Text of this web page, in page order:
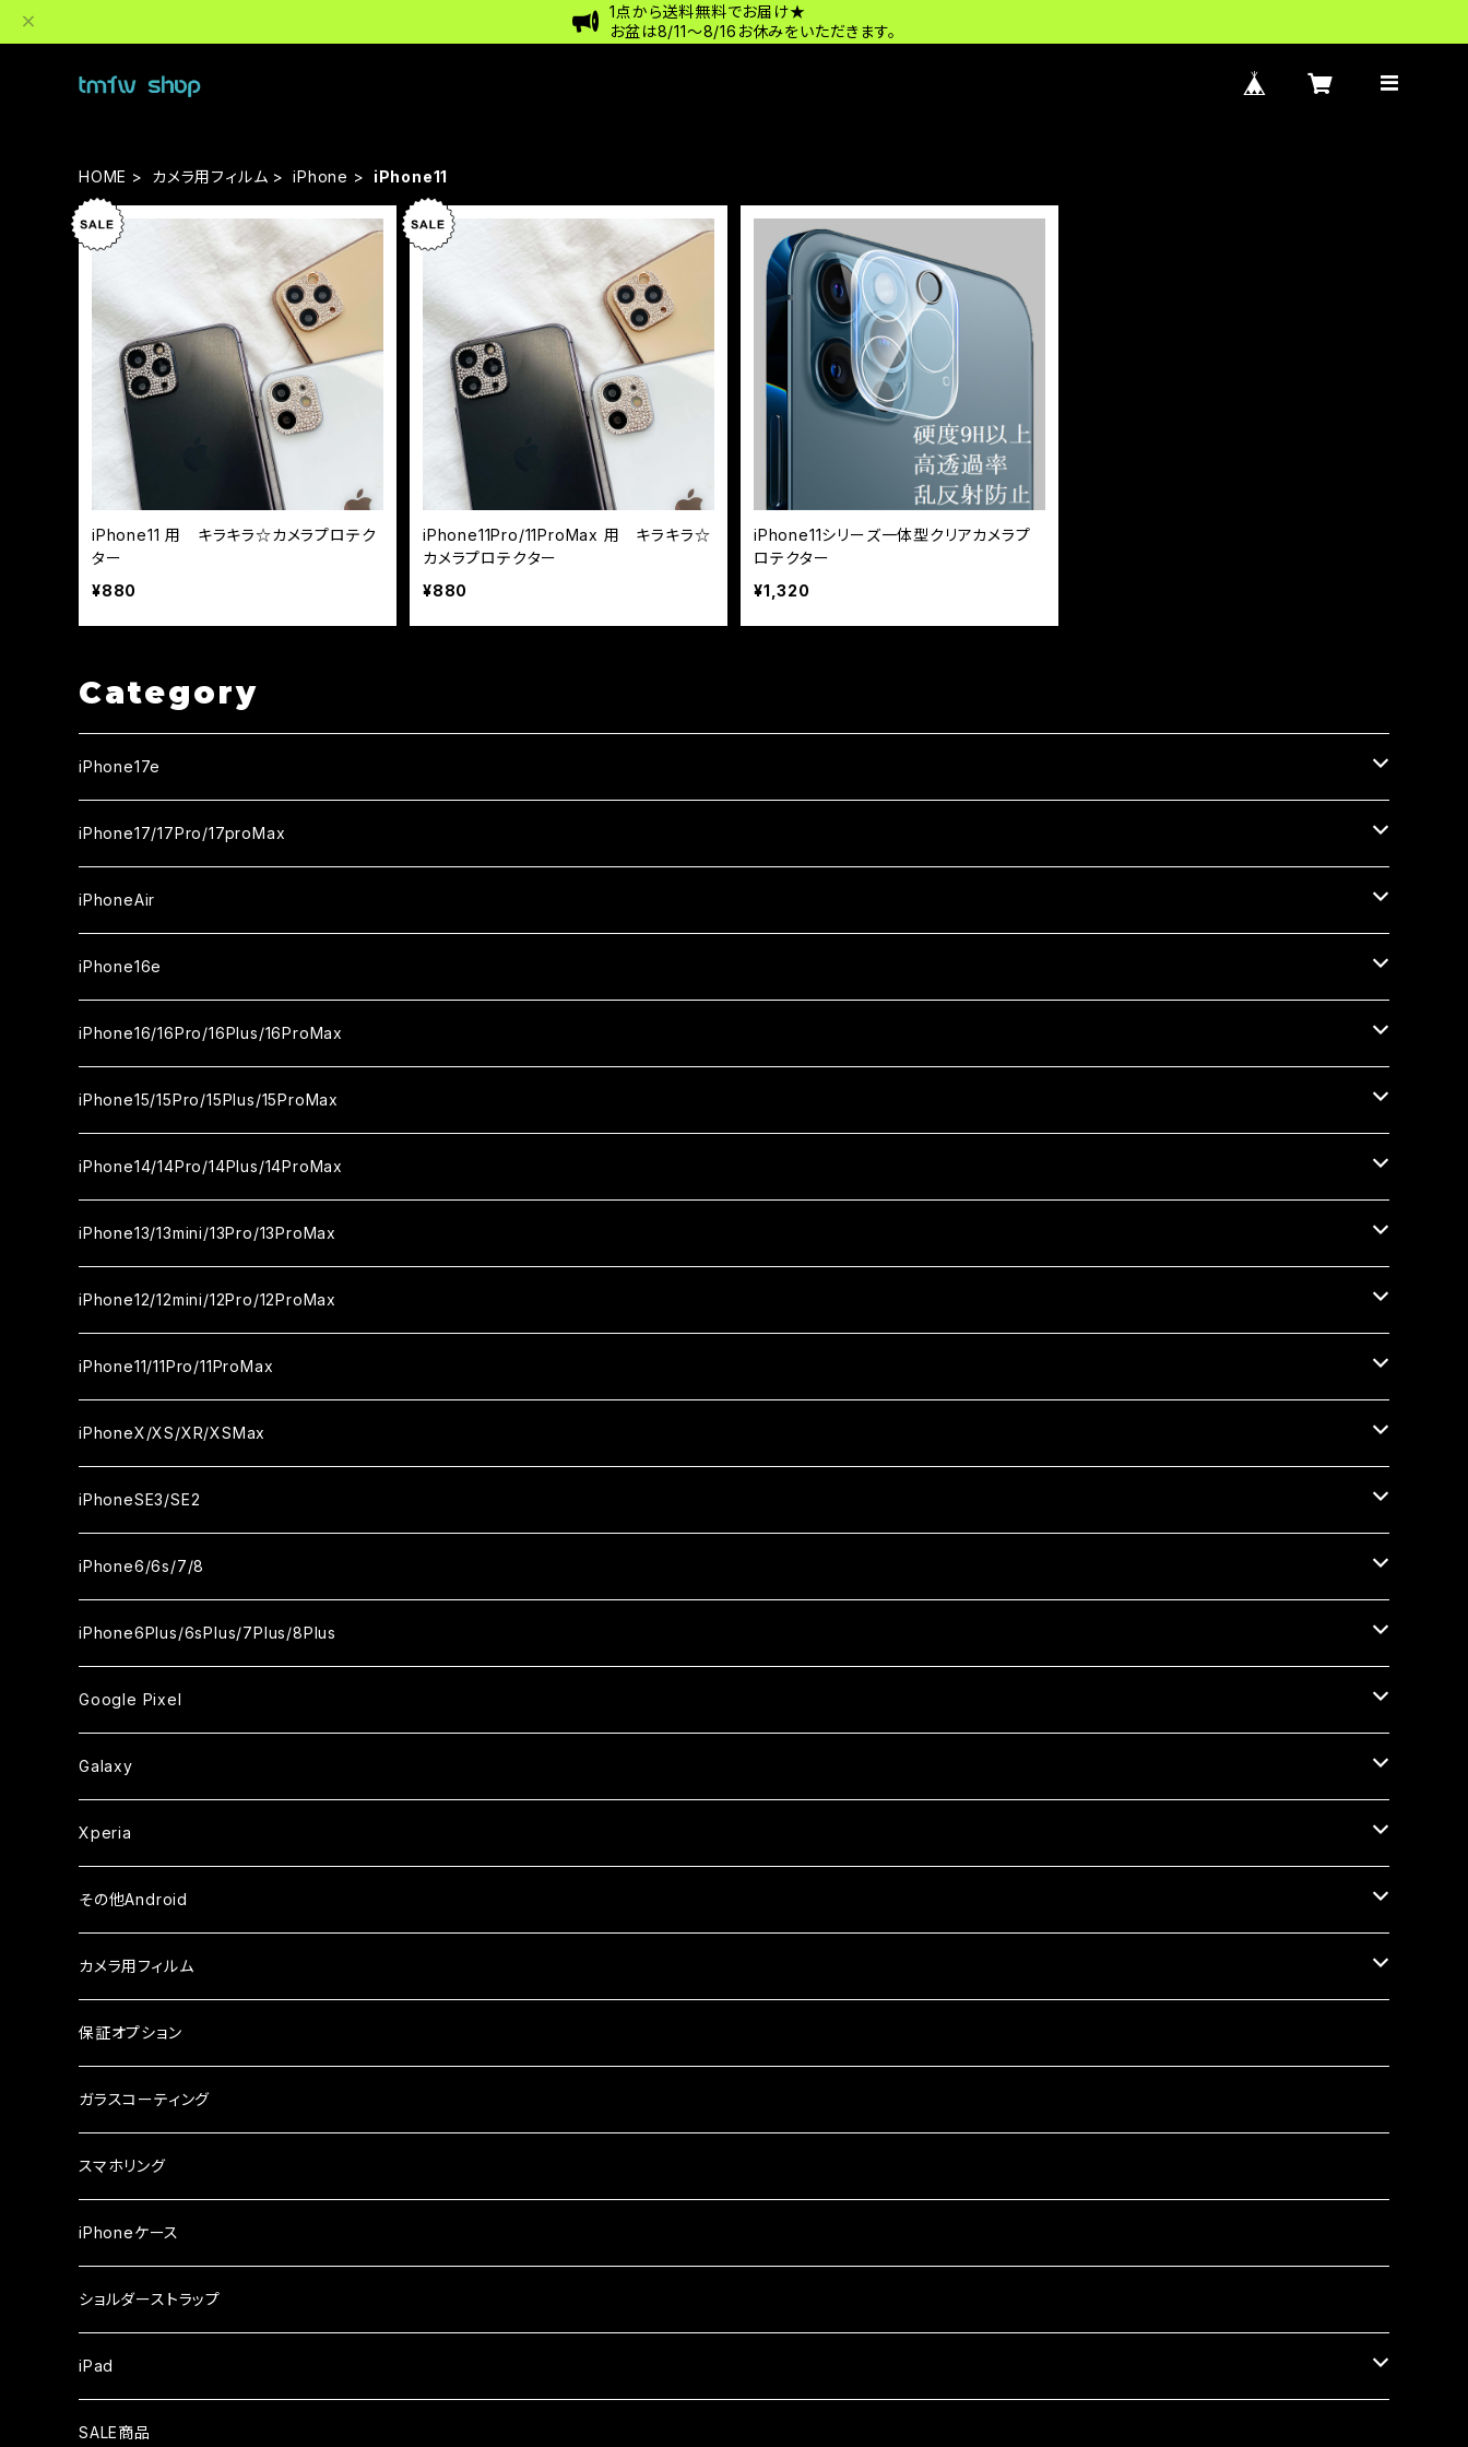
1点から送料無料でお届け★
お盆は8/11〜8/16お休みをいただきます。
HOME カメラ用フィルム iPhone iPhone11
iPhone11 用 キラキラ☆カメラプロテク
ター
¥880
iPhone11Pro/11ProMax 用 キラキラ☆
カメラプロテクター
¥880
iPhone11シリーズ一体型クリアカメラプ
ロテクター
¥1,320
Category
iPhone17e
ガラスフィルム
セラミックフィルム
カメラ用フィルム
iPhone17/17Pro/17proMax
iPhone17
ガラスフィルム
セラミックフィルム
iPhone17Pro
ガラスフィルム
セラミックフィルム
iPhone17proMax
ガラスフィルム
セラミックフィルム
iPhoneAir
ガラスフィルム
セラミックフィルム
カメラ用フィルム
iPhone16e
ガラスフィルム
セラミックフィルム
カメラ用フィルム
iPhone16/16Pro/16Plus/16ProMax
iPhone16
ガラスフィルム
セラミックフィルム
iPhone16Pro
ガラスフィルム
セラミックフィルム
iPhone16Plus
ガラスフィルム
セラミックフィルム
iPhone16ProMax
ガラスフィルム
セラミックフィルム
iPhone15/15Pro/15Plus/15ProMax
iPhone15
ガラスフィルム
セラミックフィルム
iPhone15Pro
ガラスフィルム
セラミックフィルム
iPhone15Plus
ガラスフィルム
セラミックフィルム
iPhone15ProMax
ガラスフィルム
セラミックフィルム
iPhone14/14Pro/14Plus/14ProMax
iPhone14
ガラスフィルム
セラミックフィルム
iPhone14Pro
ガラスフィルム
セラミックフィルム
iPhone14Plus
ガラスフィルム
セラミックフィルム
iPhone14ProMax
ガラスフィルム
セラミックフィルム
iPhone13/13mini/13Pro/13ProMax
iPhone13/13Pro
ガラスフィルム
セラミックフィルム
iPhone13mini
ガラスフィルム
セラミックフィルム
iPhone13ProMax
ガラスフィルム
セラミックフィルム
iPhone12/12mini/12Pro/12ProMax
iPhone12/12Pro
ガラスフィルム
セラミックフィルム
iPhone12mini
ガラスフィルム
セラミックフィルム
iPhone12ProMax
ガラスフィルム
セラミックフィルム
iPhone11/11Pro/11ProMax
iPhone11
ガラスフィルム
セラミックフィルム
iPhone11Pro
ガラスフィルム
セラミックフィルム
iPhone11Pro Max
ガラスフィルム
セラミックフィルム
iPhoneX/XS/XR/XSMax
iPhoneX
ガラスフィルム
セラミックフィルム
iPhoneXS
ガラスフィルム
セラミックフィルム
iPhoneXR
ガラスフィルム
セラミックフィルム
iPhoneXSMax
ガラスフィルム
セラミックフィルム
iPhoneSE3/SE2
iPhoneSE3
ガラスフィルム
ケース
iPhoneSE2
ガラスフィルム
ケース
iPhone6/6s/7/8
iPhone8
ガラスフィルム
セラミックフィルム
iPhone7
ガラスフィルム
セラミックフィルム
iPhone6s
ガラスフィルム
ケース・カバー
iPhone6
ガラスフィルム
ケース・カバー
iPhone6Plus/6sPlus/7Plus/8Plus
iPhone6Plus
ガラスフィルム
ケース
iPhone6sPlus
ガラスフィルム
ケース
iPhone7Plus
ガラスフィルム
ケース
iPhone8Plus
ガラスフィルム
ケース
Google Pixel
ガラスフィルム
セラミックフィルム
ケース
Galaxy
ガラスフィルム
セラミックフィルム
ケース
Xperia
ガラスフィルム
その他Android
AQUOS
ガラスフィルム
arrows
ガラスフィルム
シンプルスマホ
ガラスフィルム
らくらくスマホ
ガラスフィルム
OPPO
ガラスフィルム
Xiaomi
ガラスフィルム
カメラ用フィルム
iPhone
iPhone17e
iPhone17ProMax
Android
保証オプション
ガラスコーティング
スマホリング
iPhoneケース
ショルダーストラップ
iPad
液晶フィルム
SALE商品